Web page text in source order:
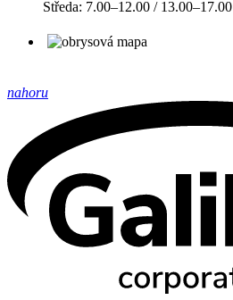
Středa: 7.00–12.00 / 13.00–17.00
nahoru